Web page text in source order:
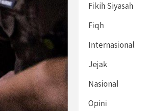
Fikih Siyasah
Fiqh
Internasional
Jejak
Nasional
Opini